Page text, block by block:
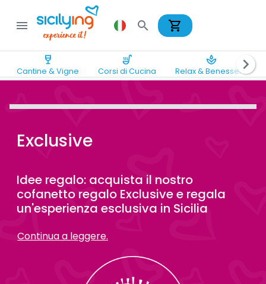
menu search shopping_cart
wine_bar
Cantine & Vigne
soup_kitchen
Corsi di Cucina
spa
Relax & Benesserechevron_right
Exclusive
Idee regalo: acquista il nostro
cofanetto regalo Exclusive e regala
un'esperienza esclusiva in Sicilia
Continua a leggere.